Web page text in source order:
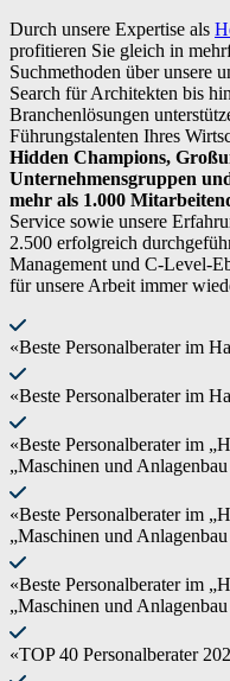
Durch unsere Expertise als
profitieren Sie gleich in
Suchmethoden über unsere
Search für Architekten bis
Branchenlösungen
Führungstalenten Ihres
Hidden Champions,
Unternehmensgruppen
mehr als 1.000
Service sowie unsere
2.500 erfolgreich
Management und C-Level-
für unsere Arbeit immer
«Beste Personalberater im
«Beste Personalberater im
«Beste Personalberater im
„Maschinen und
«Beste Personalberater im
„Maschinen und
«Beste Personalberater im
„Maschinen und
«TOP 40 Personalberater